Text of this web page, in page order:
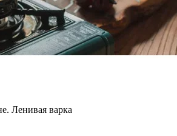
Ленивая варка